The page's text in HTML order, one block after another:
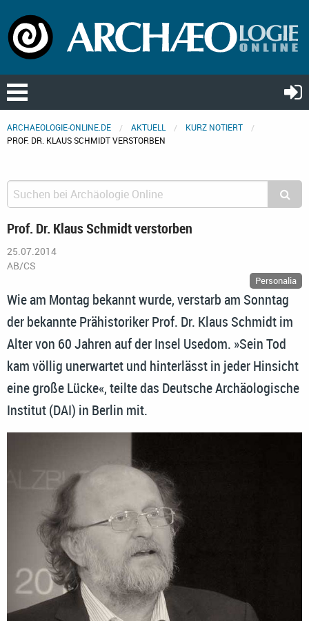
ARCHAEOLOGIE-ONLINE.DE AKTUELL
KURZ NOTIERT
PROF. DR. KLAUS SCHMIDT VERSTORBEN
Prof. Dr. Klaus Schmidt verstorben
25.07.2014
AB/CS
Personalia
Wie am Montag bekannt wurde, verstarb am Sonntag
der bekannte Prähistoriker Prof. Dr. Klaus Schmidt im
Alter von 60 Jahren auf der Insel Usedom. »Sein Tod
kam völlig unerwartet und hinterlässt in jeder Hinsicht
eine große Lücke«, teilte das Deutsche Archäologische
Institut (DAI) in Berlin mit.